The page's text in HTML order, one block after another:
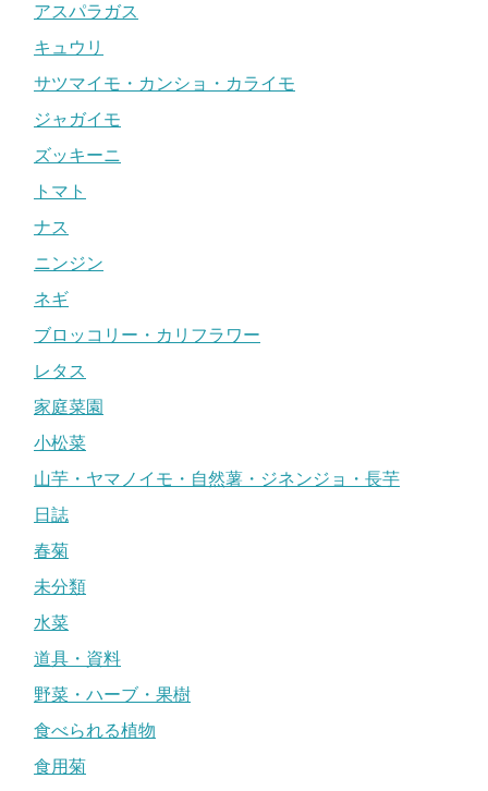
アスパラガス
キュウリ
サツマイモ・カンショ・カライモ
ジャガイモ
ズッキーニ
トマト
ナス
ニンジン
ネギ
ブロッコリー・カリフラワー
レタス
家庭菜園
小松菜
山芋・ヤマノイモ・自然薯・ジネンジョ・長芋
日誌
春菊
未分類
水菜
道具・資料
野菜・ハーブ・果樹
食べられる植物
食用菊